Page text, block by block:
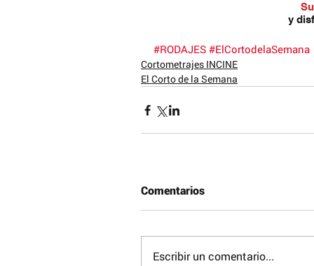
y
#RODAJES #ElCortodelaSemana
Cortometrajes INCINE
El Corto de la Semana
Comentarios
Escribir un comentario...